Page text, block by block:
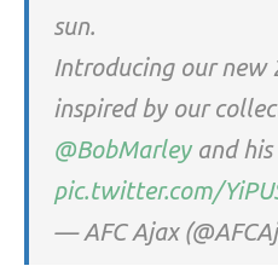
sun.
Introducing our new
inspired by our
@BobMarleyand his
pic.twitter.com/
— AFC Ajax